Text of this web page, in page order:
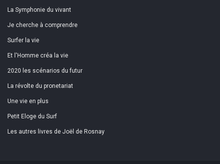
La Symphonie du vivant
Je cherche à comprendre
Surfer la vie
Et l'Homme créa la vie
2020 les scénarios du futur
La révolte du pronetariat
Une vie en plus
Petit Eloge du Surf
Les autres livres de Joël de Rosnay